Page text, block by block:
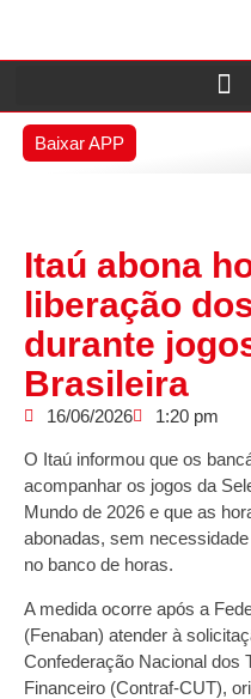
Baixar APP
Itaú abona
liberação
durante
Brasileira
16/06/2026 1:20 pm
O Itaú informou que os
acompanhar os jogos da
Mundo de 2026 e que as
abonadas, sem
no banco de horas.
A medida ocorre após a
(Fenaban) atender à
Confederação Nacional dos
Financeiro (Contraf-CUT),